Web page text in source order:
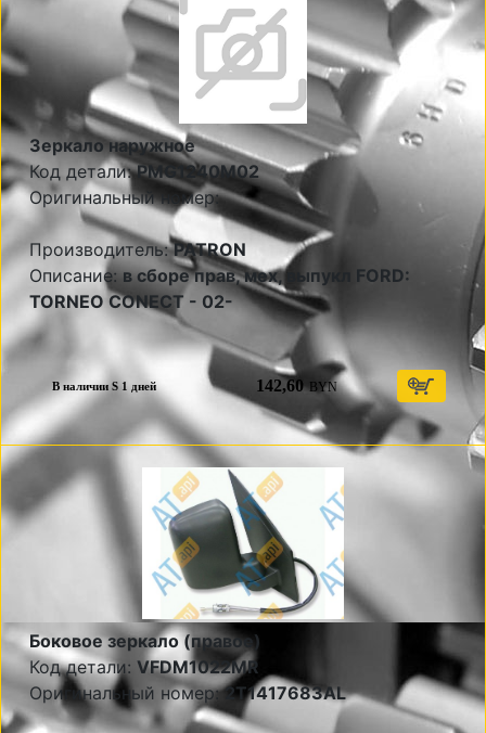
Зеркало наружное
Код детали:PMG1240M02
Оригинальный номер:
Производитель:PATRON
Описание:в сборе прав, мех, выпукл FORD:
TORNEO CONECT - 02-
В наличии S 1 дней 142,60 BYN
Боковое зеркало (правое)
Код детали: VFDM1022MR
Оригинальный номер:2T1417683AL